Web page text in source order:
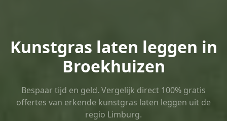
Kunstgras laten leggen in
Broekhuizen
Bespaar tijd en geld. Vergelijk direct 100% gratis
offertes van erkende kunstgras laten leggen uit de
regio Limburg.